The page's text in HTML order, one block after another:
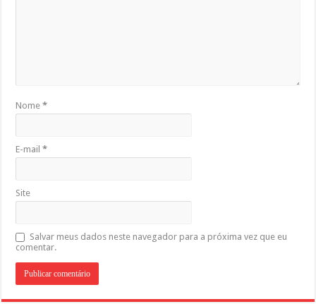
Nome*
E-mail*
Site
Salvar meus dados neste navegador para a próxima vez que eu
comentar.